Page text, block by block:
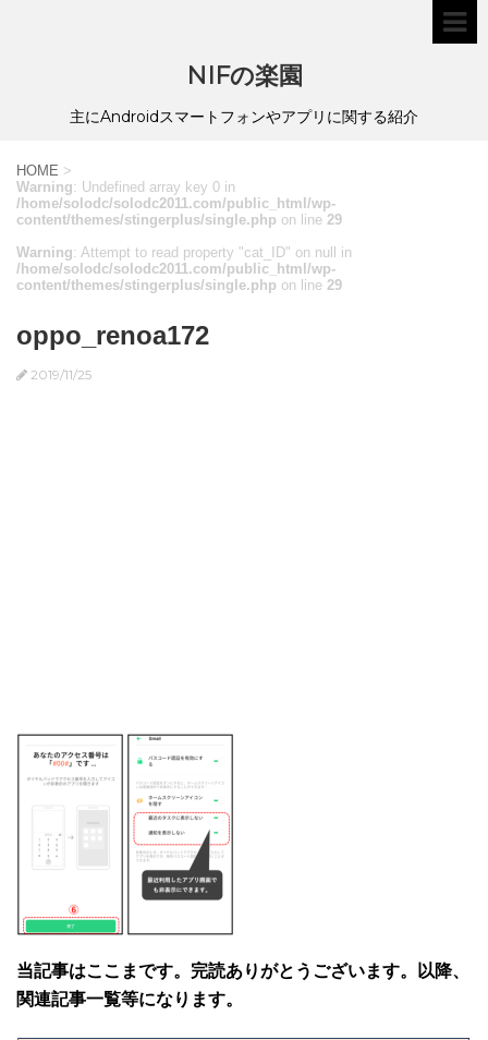
NIFの楽園
主にAndroidスマートフォンやアプリに関する紹介
HOME >
Warning: Undefined array key 0 in
/home/solodc/solodc2011.com/public_html/wp-
content/themes/stingerplus/single.php on line 29
Warning: Attempt to read property "cat_ID" on null in
/home/solodc/solodc2011.com/public_html/wp-
content/themes/stingerplus/single.php on line 29
oppo_renoa172
2019/11/25
当記事はここまです。完読ありがとうございます。以降、
関連記事一覧等になります。